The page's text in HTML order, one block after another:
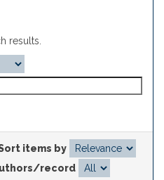
results.
items by
record